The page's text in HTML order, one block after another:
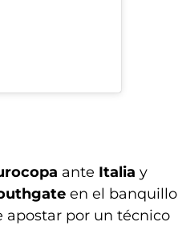
ante Italia y
en el banquillo
apostar por un técnico